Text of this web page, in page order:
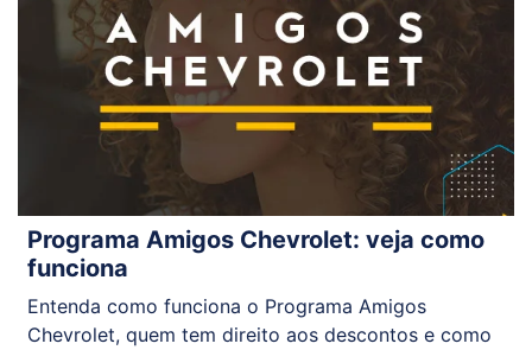
Programa Amigos Chevrolet: veja como
funciona
Entenda como funciona o Programa Amigos
Chevrolet, quem tem direito aos descontos e como